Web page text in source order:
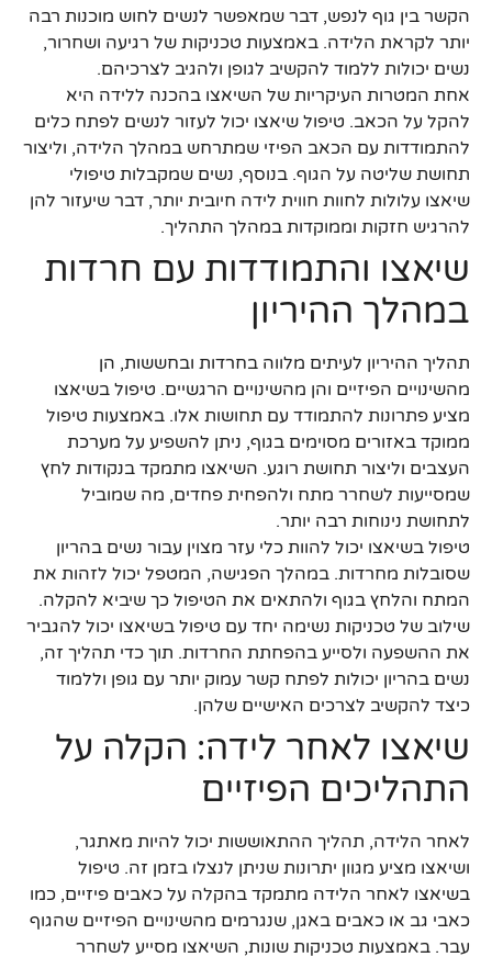
הקשר בין גוף לנפש, דבר שמאפשר לנשים לחוש מוכנות רבה
יותר לקראת הלידה. באמצעות טכניקות של רגיעה ושחרור,
נשים יכולות ללמוד להקשיב לגופן ולהגיב לצרכיהם.
אחת המטרות העיקריות של השיאצו בהכנה ללידה היא
להקל על הכאב. טיפול שיאצו יכול לעזור לנשים לפתח כלים
להתמודדות עם הכאב הפיזי שמתרחש במהלך הלידה, וליצור
תחושת שליטה על הגוף. בנוסף, נשים שמקבלות טיפולי
שיאצו עלולות לחוות חווית לידה חיובית יותר, דבר שיעזור להן
להרגיש חזקות וממוקדות במהלך התהליך.
שיאצו והתמודדות עם חרדות
במהלך ההיריון
תהליך ההיריון לעיתים מלווה בחרדות ובחששות, הן
מהשינויים הפיזיים והן מהשינויים הרגשיים. טיפול בשיאצו
מציע פתרונות להתמודד עם תחושות אלו. באמצעות טיפול
ממוקד באזורים מסוימים בגוף, ניתן להשפיע על מערכת
העצבים וליצור תחושת רוגע. השיאצו מתמקד בנקודות לחץ
שמסייעות לשחרר מתח ולהפחית פחדים, מה שמוביל
לתחושת נינוחות רבה יותר.
טיפול בשיאצו יכול להוות כלי עזר מצוין עבור נשים בהריון
שסובלות מחרדות. במהלך הפגישה, המטפל יכול לזהות את
המתח והלחץ בגוף ולהתאים את הטיפול כך שיביא להקלה.
שילוב של טכניקות נשימה יחד עם טיפול בשיאצו יכול להגביר
את ההשפעה ולסייע בהפחתת החרדות. תוך כדי תהליך זה,
נשים בהריון יכולות לפתח קשר עמוק יותר עם גופן וללמוד
כיצד להקשיב לצרכים האישיים שלהן.
שיאצו לאחר לידה: הקלה על
התהליכים הפיזיים
לאחר הלידה, תהליך ההתאוששות יכול להיות מאתגר,
ושיאצו מציע מגוון יתרונות שניתן לנצלו בזמן זה. טיפול
בשיאצו לאחר הלידה מתמקד בהקלה על כאבים פיזיים, כמו
כאבי גב או כאבים באגן, שנגרמים מהשינויים הפיזיים שהגוף
עבר. באמצעות טכניקות שונות, השיאצו מסייע לשחרר